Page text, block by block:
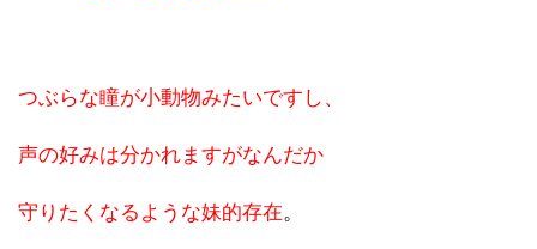
つぶらな瞳が小動物みたいですし、
声の好みは分かれますがなんだか
守りたくなるような妹的存在。